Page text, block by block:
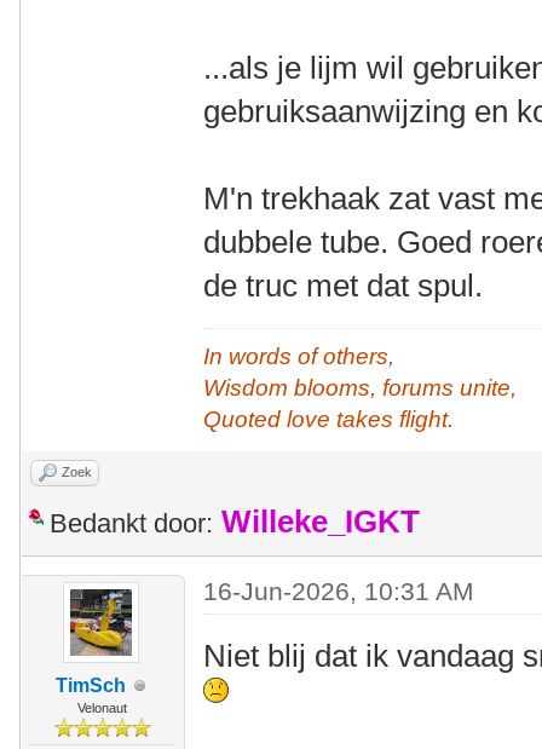
...als je lijm wil
gebruiksaanwijzing en
M'n trekhaak zat vast
dubbele tube. Goed
de truc met dat spul.
In words of others,
Wisdom blooms, forums unite,
Quoted love takes flight.
Zoek
Bedankt door: Willeke_IGKT
TimSch
Velonaut
16-Jun-2026, 10:31 AM
Niet blij dat ik vandaag